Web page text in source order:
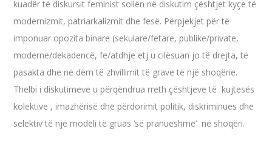
kuadër të diskursit feminist sollën në diskutim çështjet kyçe të
modernizmit, patriarkalizmit dhe fesë. Përpjekjet për të
imponuar opozita binare (sekulare/fetare, publike/private,
moderne/dekadencë, fe/atdhje etj u cilësuan jo të drejta, të
pasakta dhe në dëm të zhvillimit të grave të një shoqërie.
Thelbi i diskutimeve u përqëndrua rreth çështjeve të kujtesës
kolektive , imazhërisë dhe përdorimit politik, diskriminues dhe
selektiv të një modeli të gruas ‘së pranueshme’ në shoqëri.